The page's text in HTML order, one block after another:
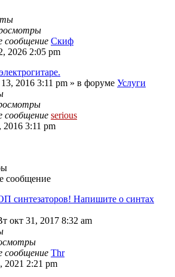
сообщение Скиф
2026 2:05 pm
2016 3:11 pm » в форуме Услуги
сообщение serious
2016 3:11 pm
сообщение
синтезаторов! Напишите о синтах
окт 31, 2017 8:32 am
сообщение Thr
2021 2:21 pm